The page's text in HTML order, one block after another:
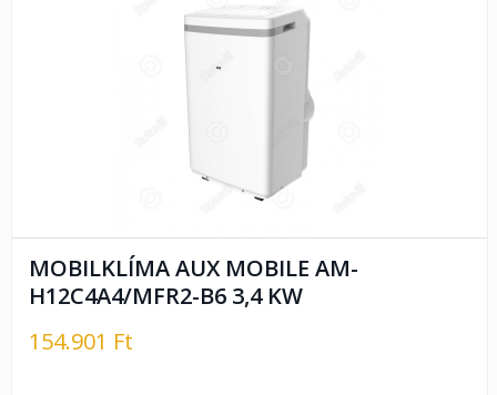
MOBILKLÍMA AUX MOBILE AM-
H12C4A4/MFR2-B6 3,4 KW
154.901 Ft